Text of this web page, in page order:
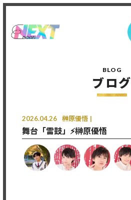
BLOG
ブログ
2026.04.26 榊󠄀原優悟
舞台「雷鼓」⚡️榊原優悟